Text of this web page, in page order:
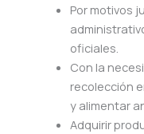
Por motivos
oficiales.
Con la
recolección
y alimentar
Adquirir